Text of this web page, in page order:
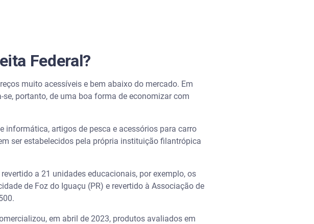
Federal?
muito acessíveis e bem abaixo do mercado. Em
portanto, de uma boa forma de economizar com
informática, artigos de pesca e acessórios para carro
ser estabelecidos pela própria instituição filantrópica
a 21 unidades educacionais, por exemplo, os
de Foz do Iguaçu (PR) e revertido à Associação de
em abril de 2023, produtos avaliados em